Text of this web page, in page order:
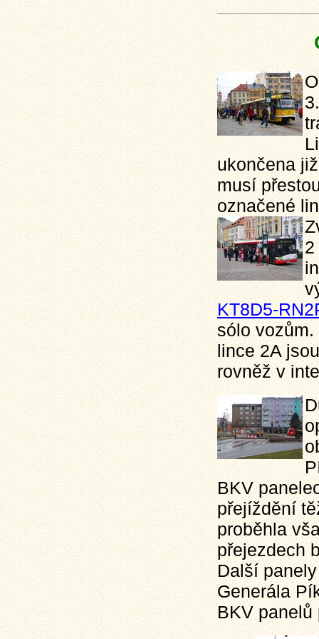
ukončena
musí
označené
2
KT8D5-
sólo
lince 2A
rovněž v
BKV
přejíždění
proběhla
přejezdech
Další
Generála
BKV